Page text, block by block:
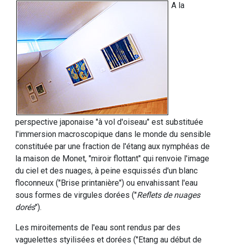
A la
perspective japonaise "à vol d'oiseau" est substituée
l'immersion macroscopique dans le monde du sensible
constituée par une fraction de l'étang aux nymphéas de
la maison de Monet, "miroir flottant" qui renvoie l'image
du ciel et des nuages, à peine esquissés d'un blanc
floconneux ("Brise printanière") ou envahissant l'eau
sous formes de virgules dorées ("Reflets de nuages
dorés").
Les miroitements de l'eau sont rendus par des
vaguelettes styilisées et dorées ("Etang au début de